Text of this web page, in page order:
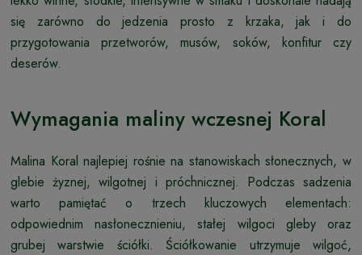
się zarówno do jedzenia prosto z krzaka, jak i do
przygotowania przetworów, musów, soków, konfitur czy
deserów.
Wymagania maliny wczesnej Koral
Malina Koral najlepiej rośnie na stanowiskach słonecznych, w
glebie żyznej, wilgotnej i próchnicznej. Podczas sadzenia
warto pamiętać o trzech kluczowych elementach:
odpowiednim nasłonecznieniu, stałej wilgoci gleby oraz
grubej warstwie ściółki. Ściółkowanie utrzymuje wilgoć,